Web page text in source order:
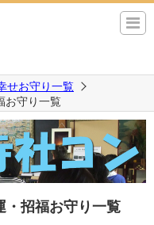
せお守り一覧
お守り一覧
・招福お守り一覧